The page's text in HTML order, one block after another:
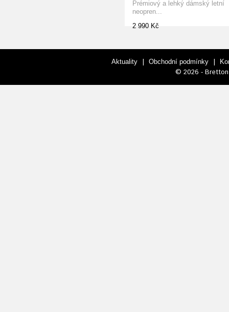
Prémiový a lehký dámský letní
neopren...
2 990 Kč
Aktuality | Obchodní podmínky |
© 2026 - Bretton